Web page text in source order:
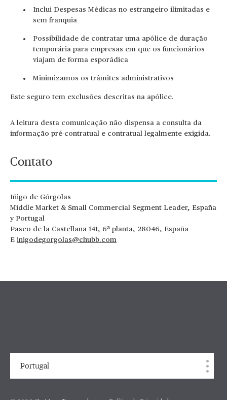
Inclui Despesas Médicas no estrangeiro ilimitadas e
sem franquia
Possibilidade de contratar uma apólice de duração
temporária para empresas em que os funcionários
viajam de forma esporádica
Minimizamos os trâmites administrativos
Este seguro tem exclusões descritas na apólice.
A leitura desta comunicação não dispensa a consulta da
informação pré-contratual e contratual legalmente exigida.
Contato
Iñigo de Górgolas
Middle Market & Small Commercial Segment Leader, España
y Portugal
Paseo de la Castellana 141, 6ª planta, 28046, España
E inigodegorgolas@chubb.com
Portugal